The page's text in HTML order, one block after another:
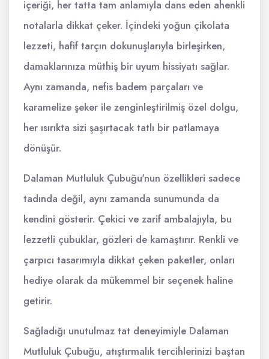
içeriği, her tatta tam anlamıyla dans eden ahenkli
notalarla dikkat çeker. İçindeki yoğun çikolata
lezzeti, hafif tarçın dokunuşlarıyla birleşirken,
damaklarınıza müthiş bir uyum hissiyatı sağlar.
Aynı zamanda, nefis badem parçaları ve
karamelize şeker ile zenginleştirilmiş özel dolgu,
her ısırıkta sizi şaşırtacak tatlı bir patlamaya
dönüşür.
Dalaman Mutluluk Çubuğu'nun özellikleri sadece
tadında değil, aynı zamanda sunumunda da
kendini gösterir. Çekici ve zarif ambalajıyla, bu
lezzetli çubuklar, gözleri de kamaştırır. Renkli ve
çarpıcı tasarımıyla dikkat çeken paketler, onları
hediye olarak da mükemmel bir seçenek haline
getirir.
Sağladığı unutulmaz tat deneyimiyle Dalaman
Mutluluk Çubuğu, atıştırmalık tercihlerinizi baştan